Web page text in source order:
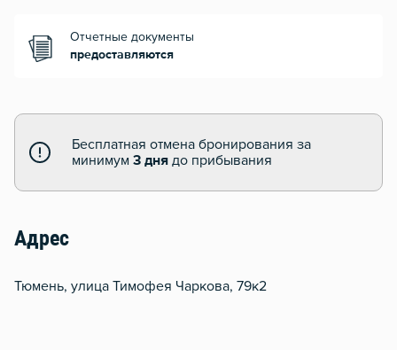
Отчетные документы
предоставляются
Бесплатная отмена бронирования за
минимум 3 дня до прибывания
Адрес
Тюмень, улица Тимофея Чаркова, 79к2